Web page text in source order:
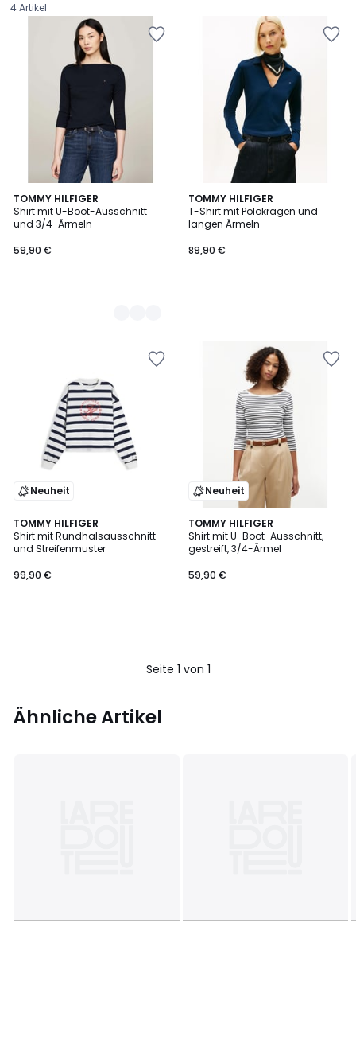
4 Artikel
TOMMY HILFIGER
Shirt mit U-Boot-Ausschnitt
und 3/4-Ärmeln
€.
59,90 €
2
Farben
TOMMY HILFIGER
T-Shirt mit Polokragen und
langen Ärmeln
89,90 €
Neuheit
TOMMY HILFIGER
Shirt mit Rundhalsausschnitt
und Streifenmuster
99,90 €
Neuheit
TOMMY HILFIGER
Shirt mit U-Boot-Ausschnitt,
gestreift, 3/4-Ärmel
59,90 €
Seite 1 von 1
Ähnliche Artikel